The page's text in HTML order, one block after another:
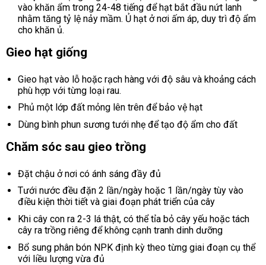
vào khăn ẩm trong 24-48 tiếng để hạt bắt đầu nứt lanh
nhằm tăng tỷ lệ nảy mầm. Ủ hạt ở nơi ấm áp, duy trì độ ẩm
cho khăn ủ.
Gieo hạt giống
Gieo hạt vào lỗ hoặc rạch hàng với độ sâu và khoảng cách
phù hợp với từng loại rau.
Phủ một lớp đất mỏng lên trên để bảo vệ hạt
Dùng bình phun sương tưới nhẹ để tạo độ ẩm cho đất
Chăm sóc sau gieo trồng
Đặt chậu ở nơi có ánh sáng đầy đủ
Tưới nước đều đặn 2 lần/ngày hoặc 1 lần/ngày tùy vào
điều kiện thời tiết và giai đoạn phát triển của cây
Khi cây con ra 2-3 lá thật, có thể tỉa bỏ cây yếu hoặc tách
cây ra trồng riêng để không cạnh tranh dinh dưỡng
Bổ sung phân bón NPK định kỳ theo từng giai đoạn cụ thể
với liều lượng vừa đủ